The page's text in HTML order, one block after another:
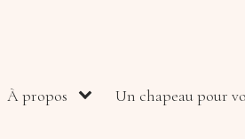
À propos Un chapeau pour